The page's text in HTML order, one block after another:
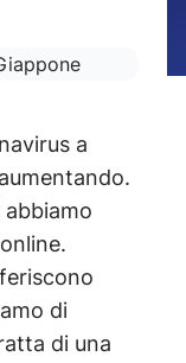
a
di
di una